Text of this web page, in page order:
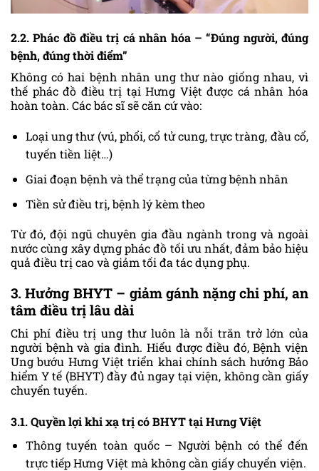
2.2. Phác đồ điều trị cá nhân hóa – “Đúng người, đúng
bệnh, đúng thời điểm”
Không có hai bệnh nhân ung thư nào giống nhau, vì
thế phác đồ điều trị tại Hưng Việt được cá nhân hóa
hoàn toàn. Các bác sĩ sẽ căn cứ vào:
Loại ung thư (vú, phổi, cổ tử cung, trực tràng, đầu cổ,
tuyến tiền liệt…)
Giai đoạn bệnh và thể trạng của từng bệnh nhân
Tiền sử điều trị, bệnh lý kèm theo
Từ đó, đội ngũ chuyên gia đầu ngành trong và ngoài
nước cùng xây dựng phác đồ tối ưu nhất, đảm bảo hiệu
quả điều trị cao và giảm tối đa tác dụng phụ.
3. Hưởng BHYT – giảm gánh nặng chi phí, an
tâm điều trị lâu dài
Chi phí điều trị ung thư luôn là nỗi trăn trở lớn của
người bệnh và gia đình. Hiểu được điều đó, Bệnh viện
Ung bướu Hưng Việt triển khai chính sách hưởng Bảo
hiểm Y tế (BHYT) đầy đủ ngay tại viện, không cần giấy
chuyển tuyến.
3.1. Quyền lợi khi xạ trị có BHYT tại Hưng Việt
Thông tuyến toàn quốc – Người bệnh có thể đến
trực tiếp Hưng Việt mà không cần giấy chuyển viện.